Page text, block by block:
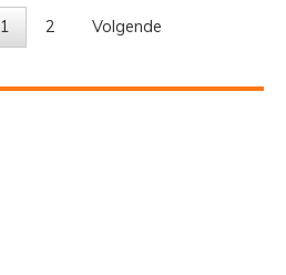
1 2 Volgende